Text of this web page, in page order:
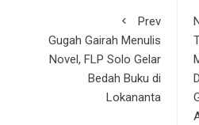
Prev
Gugah Gairah Menulis
Novel, FLP Solo Gelar
Bedah Buku di
Lokananta